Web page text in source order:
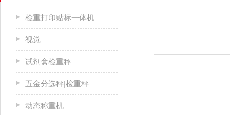
检重打印贴标一体机
视觉
试剂盒检重秤
五金分选秤|检重秤
动态称重机